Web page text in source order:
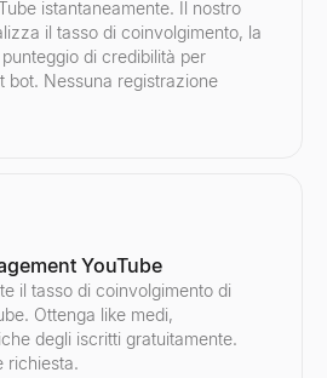
Instagram
il tasso di coinvolgimento di qualsiasi
account Instagram
TikTok
il tasso di coinvolgimento di qualsiasi
account TikTok istantaneamente.
istantaneamente. Il nostro
il tasso di coinvolgimento, la
di credibilità per
bot. Nessuna registrazione
YouTube
il tasso di coinvolgimento di
Ottenga like medi,
degli iscritti gratuitamente.
richiesta.